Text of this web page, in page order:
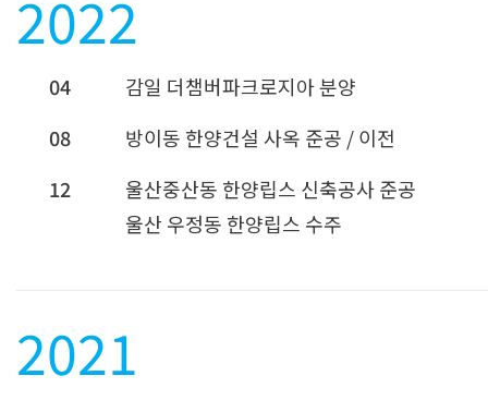
2022
04
감일 더챔버파크로지아 분양
08
방이동 한양건설 사옥 준공 / 이전
12
울산중산동 한양립스 신축공사 준공
울산 우정동 한양립스 수주
2021